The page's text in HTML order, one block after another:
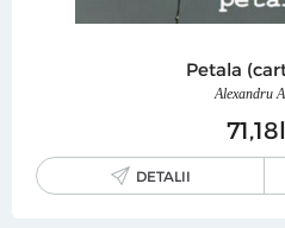
Petala
Alexandru
71 18
DETALII